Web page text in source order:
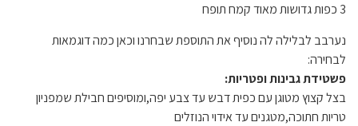
3 כפות גדושות מאוד קמח תופח
נערבב לבלילה לה נוסיף את התוספת שבחרנו וכאן כמה דוגמאות
לבחירה:
פשטידת גבינות ופטריות:
בצל קצוץ מטוגן עם כפית דבש עד צבע יפה,ומוסיפים חבילת שמפניון
טריות חתוכה,מטגנים עד אידוי הנוזלים